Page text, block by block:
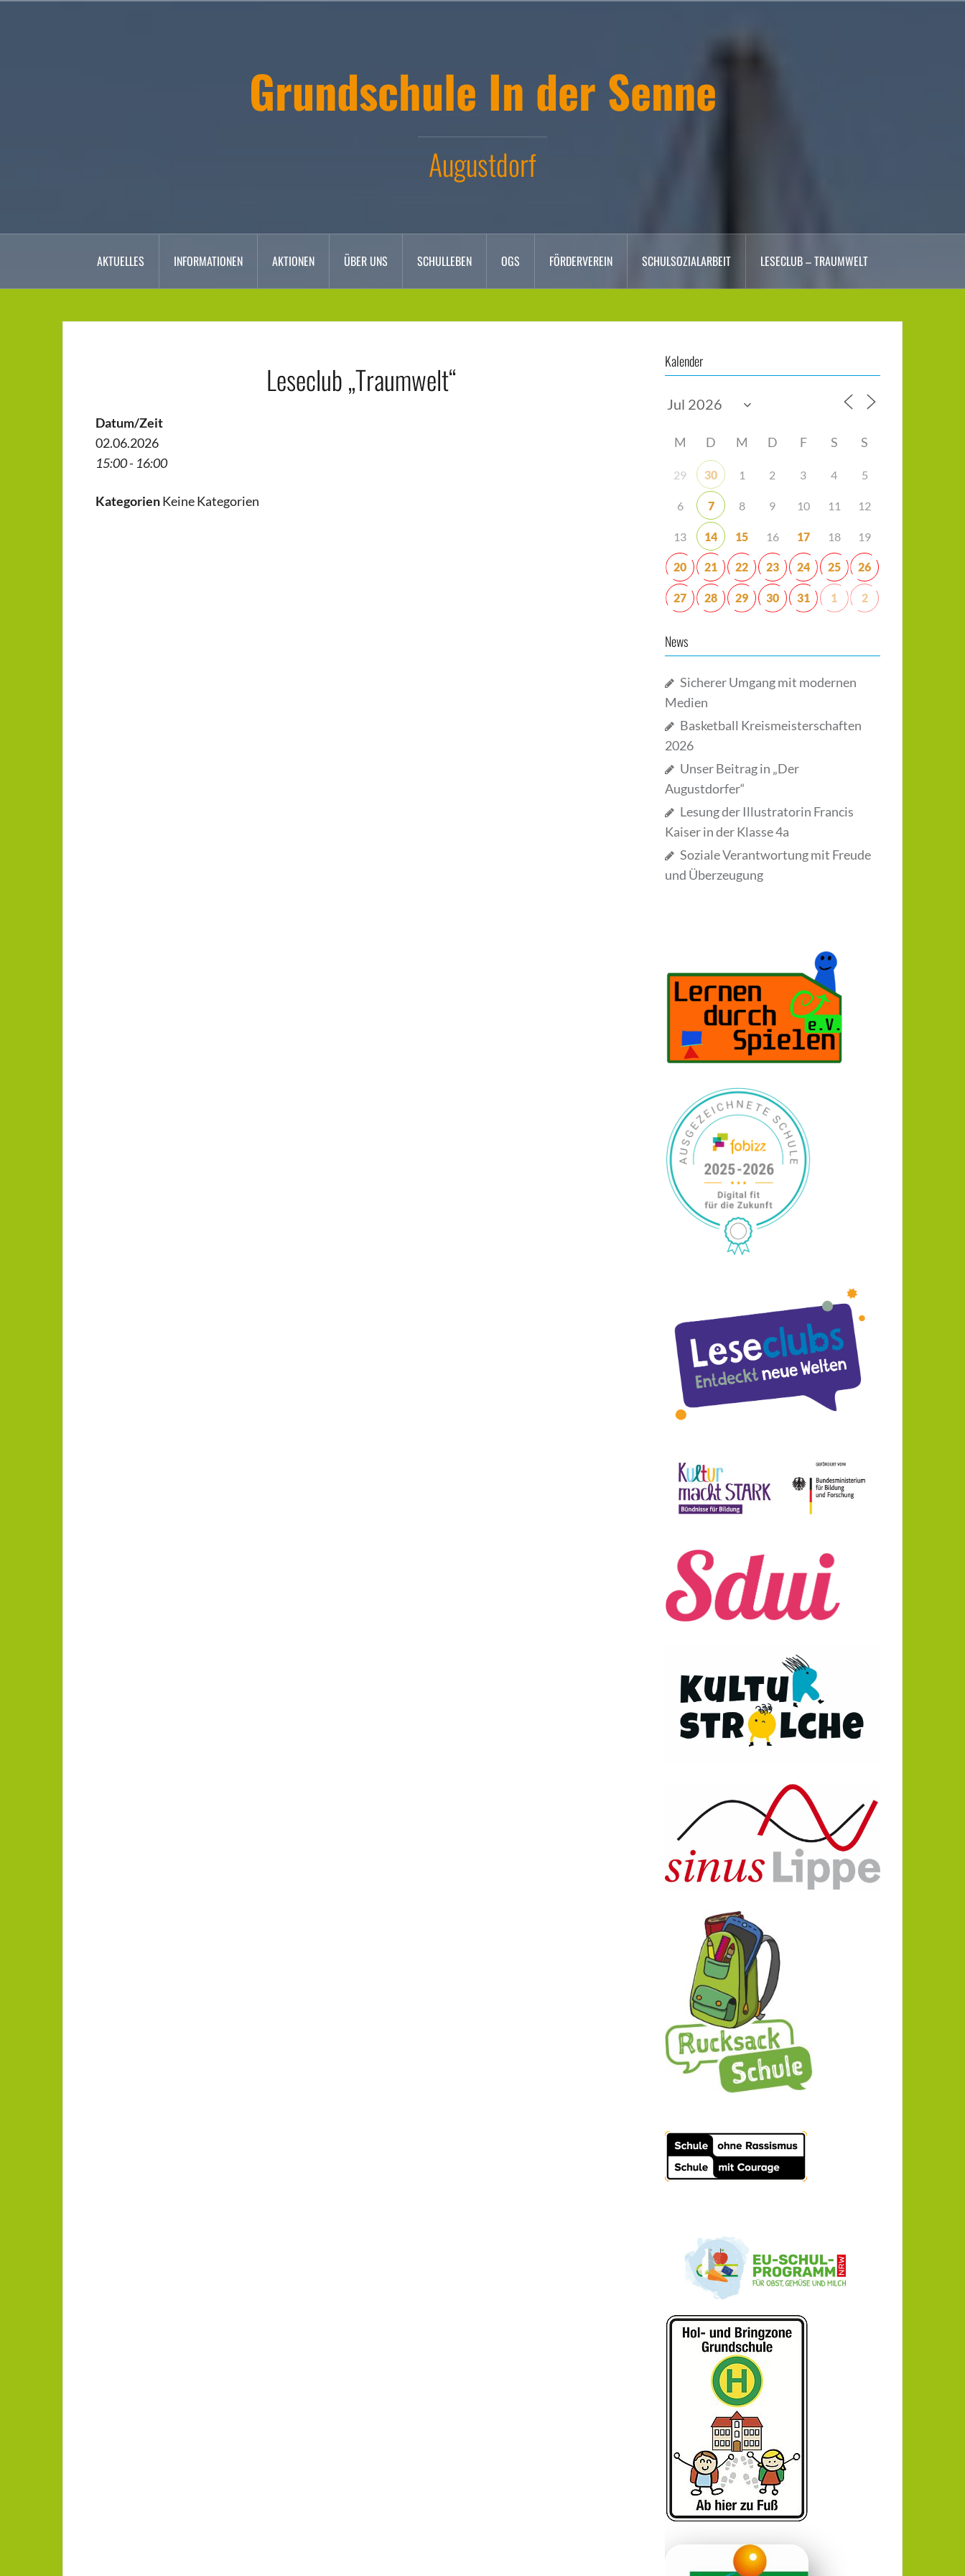
Grundschule In der Senne
Augustdorf
AKTUELLES INFORMATIONEN AKTIONEN ÜBER UNS SCHULLEBEN OGS FÖRDERVEREIN SCHULSOZIALARBEIT LESECLUB – TRAUMWELT
Leseclub „Traumwelt“
Datum/Zeit
02.06.2026
15:00 - 16:00
KategorienKeine Kategorien
Kalender
M D M D F S S
29 30 1 2 3 4 5
6 7 8 9 10 11 12
13 14 15 16 17 18 19
20 21 22 23 24 25 26
27 28 29 30 31 1 2
News
Sicherer Umgang mit modernen
Medien
Basketball Kreismeisterschaften
2026
Unser Beitrag in „Der
Augustdorfer“
Lesung der Illustratorin Francis
Kaiser in der Klasse 4a
Soziale Verantwortung mit Freude
und Überzeugung